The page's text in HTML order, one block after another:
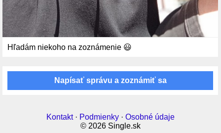
Hľadám niekoho na zoznámenie 😃
Napísať správu a zoznámiť sa
Kontakt· Podmienky · Osobné údaje
© 2026 Single.sk